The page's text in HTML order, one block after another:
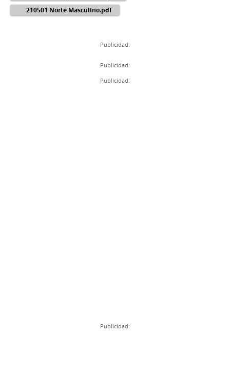
210501 Norte Masculino.pdf
Publicidad:
Publicidad:
Publicidad:
Publicidad: